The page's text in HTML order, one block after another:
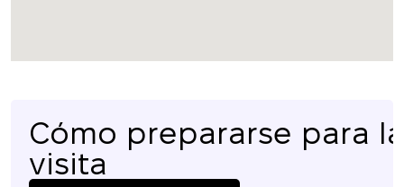
Cómo prepararse para la
visita